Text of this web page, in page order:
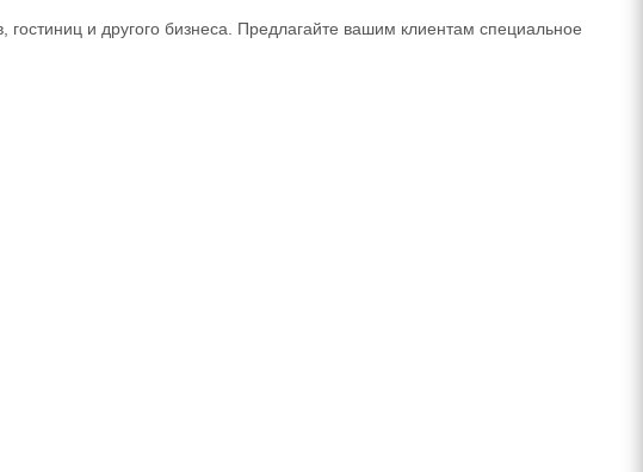
и другого бизнеса. Предлагайте вашим клиентам специальное